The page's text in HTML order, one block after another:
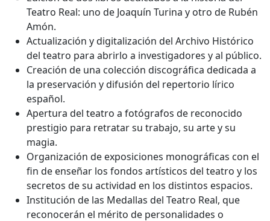
Teatro Real: uno de Joaquín Turina y otro de Rubén
Amón.
Actualización y digitalización del Archivo Histórico
del teatro para abrirlo a investigadores y al público.
Creación de una colección discográfica dedicada a
la preservación y difusión del repertorio lírico
español.
Apertura del teatro a fotógrafos de reconocido
prestigio para retratar su trabajo, su arte y su
magia.
Organización de exposiciones monográficas con el
fin de enseñar los fondos artísticos del teatro y los
secretos de su actividad en los distintos espacios.
Institución de las Medallas del Teatro Real, que
reconocerán el mérito de personalidades o